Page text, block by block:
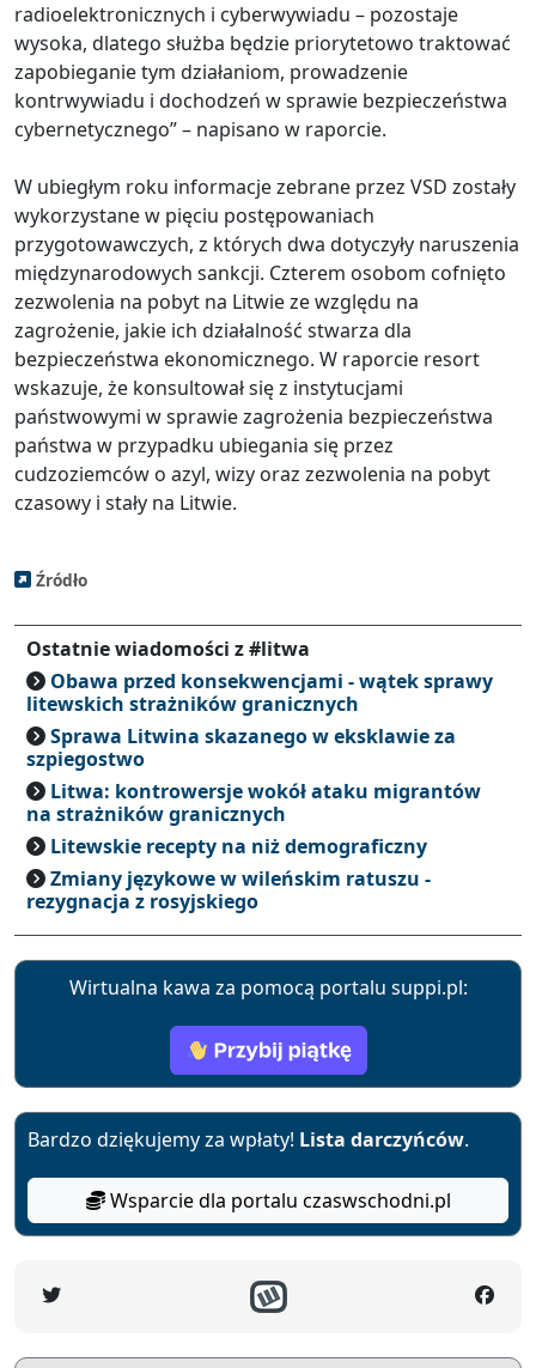
radioelektronicznych i cyberwywiadu – pozostaje
wysoka, dlatego służba będzie priorytetowo traktować
zapobieganie tym działaniom, prowadzenie
kontrwywiadu i dochodzeń w sprawie bezpieczeństwa
cybernetycznego” – napisano w raporcie.
W ubiegłym roku informacje zebrane przez VSD zostały
wykorzystane w pięciu postępowaniach
przygotowawczych, z których dwa dotyczyły naruszenia
międzynarodowych sankcji. Czterem osobom cofnięto
zezwolenia na pobyt na Litwie ze względu na
zagrożenie, jakie ich działalność stwarza dla
bezpieczeństwa ekonomicznego. W raporcie resort
wskazuje, że konsultował się z instytucjami
państwowymi w sprawie zagrożenia bezpieczeństwa
państwa w przypadku ubiegania się przez
cudzoziemców o azyl, wizy oraz zezwolenia na pobyt
czasowy i stały na Litwie.
Źródło
Ostatnie wiadomości z #litwa
Obawa przed konsekwencjami - wątek sprawy
litewskich strażników granicznych
Sprawa Litwina skazanego w eksklawie za
szpiegostwo
Litwa: kontrowersje wokół ataku migrantów
na strażników granicznych
Litewskie recepty na niż demograficzny
Zmiany językowe w wileńskim ratuszu -
rezygnacja z rosyjskiego
Wirtualna kawa za pomocą portalu suppi.pl:
Bardzo dziękujemy za wpłaty! Lista darczyńców.
Wsparcie dla portalu czaswschodni.pl